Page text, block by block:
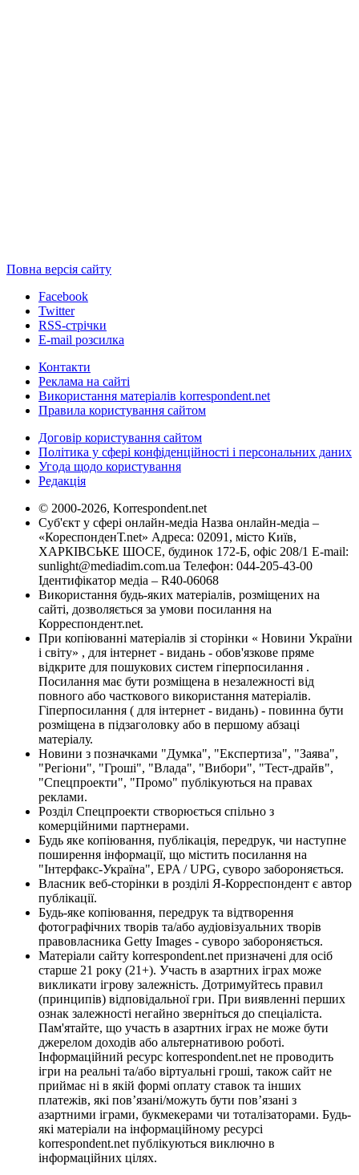
Повна версія сайту
Facebook
Twitter
RSS-стрічки
E-mail розсилка
Контакти
Реклама на сайті
Використання матеріалів korrespondent.net
Правила користування сайтом
Договір користування сайтом
Політика у сфері конфіденційності і персональних даних
Угода щодо користування
Редакція
© 2000-2026, Korrespondent.net
Суб'єкт у сфері онлайн-медіа Назва онлайн-медіа –
«КореспонденТ.net» Адреса: 02091, місто Київ,
ХАРКІВСЬКЕ ШОСЕ, будинок 172-Б, офіс 208/1 E-mail:
sunlight@mediadim.com.ua Телефон: 044-205-43-00
Ідентифікатор медіа – R40-06068
Використання будь-яких матеріалів, розміщених на
сайті, дозволяється за умови посилання на
Корреспондент.net.
При копіюванні матеріалів зі сторінки « Новини України
і світу» , для інтернет - видань - обов'язкове пряме
відкрите для пошукових систем гіперпосилання .
Посилання має бути розміщена в незалежності від
повного або часткового використання матеріалів.
Гіперпосилання ( для інтернет - видань) - повинна бути
розміщена в підзаголовку або в першому абзаці
матеріалу.
Новини з позначками "Думка", "Експертиза", "Заява",
"Регіони", "Гроші", "Влада", "Вибори", "Тест-драйв",
"Спецпроекти", "Промо" публікуються на правах
реклами.
Розділ Спецпроекти створюється спільно з
комерційними партнерами.
Будь яке копіювання, публікація, передрук, чи наступне
поширення інформації, що містить посилання на
"Інтерфакс-Україна", EPA / UPG, суворо забороняється.
Власник веб-сторінки в розділі Я-Корреспондент є автор
публікації.
Будь-яке копіювання, передрук та відтворення
фотографічних творів та/або аудіовізуальних творів
правовласника Getty Images - суворо забороняється.
Матеріали сайту korrespondent.net призначені для осіб
старше 21 року (21+). Участь в азартних іграх може
викликати ігрову залежність. Дотримуйтесь правил
(принципів) відповідальної гри. При виявленні перших
ознак залежності негайно зверніться до спеціаліста.
Пам'ятайте, що участь в азартних іграх не може бути
джерелом доходів або альтернативою роботі.
Інформаційний ресурс korrespondent.net не проводить
ігри на реальні та/або віртуальні гроші, також сайт не
приймає ні в якій формі оплату ставок та інших
платежів, які пов’язані/можуть бути пов’язані з
азартними іграми, букмекерами чи тоталізаторами. Будь-
які матеріали на інформаційному ресурсі
korrespondent.net публікуються виключно в
інформаційних цілях.